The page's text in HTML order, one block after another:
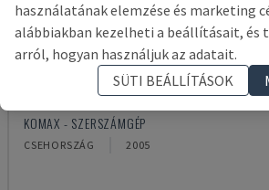
GAMMA 333 PC
KOMAX - SZERSZÁMGÉP
CSEHORSZÁG 2005
használatának elemzése és marketing
alábbiakban kezelheti a beállításait, és
arról, hogyan használjuk az adatait.
SÜTI BEÁLLÍTÁSOK